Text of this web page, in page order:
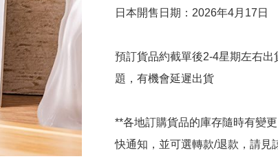
日本開售日期：2026年4月17日
預訂貨品約截單後2-4星期左右
題，有機會延遲出貨
**各地訂購貨品的庫存隨時有變
快通知，並可選轉款/退款，請見